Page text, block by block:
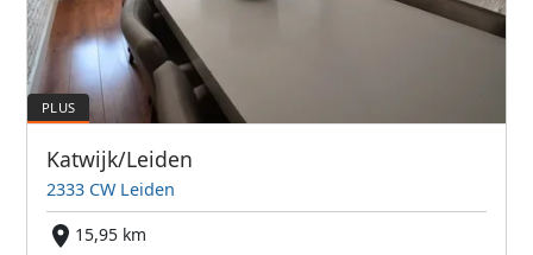
Katwijk/Leiden
2333 CW Leiden
15,95 km